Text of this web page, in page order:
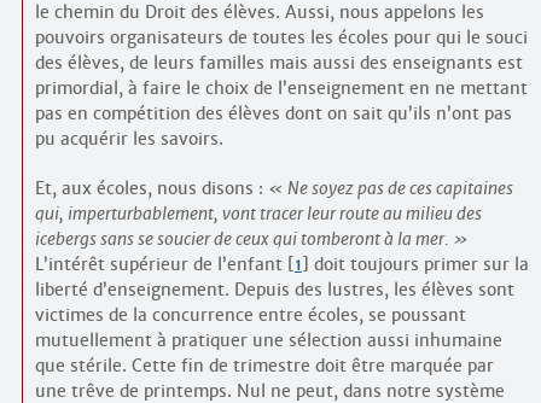
le chemin du Droit des élèves. Aussi, nous appelons les
pouvoirs organisateurs de toutes les écoles pour qui le souci
des élèves, de leurs familles mais aussi des enseignants est
primordial, à faire le choix de l’enseignement en ne mettant
pas en compétition des élèves dont on sait qu’ils n’ont pas
pu acquérir les savoirs.
Et, aux écoles, nous disons :
Ne soyez pas de ces capitaines
qui, imperturbablement, vont tracer leur route au milieu des
icebergs sans se soucier de ceux qui tomberont à la mer.
L’intérêt supérieur de l’enfant[1] doit toujours primer sur la
liberté d’enseignement. Depuis des lustres, les élèves sont
victimes de la concurrence entre écoles, se poussant
mutuellement à pratiquer une sélection aussi inhumaine
que stérile. Cette fin de trimestre doit être marquée par
une trêve de printemps. Nul ne peut, dans notre système